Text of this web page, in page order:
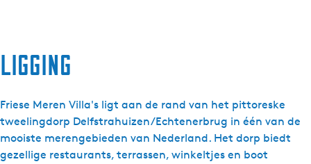
Ligging
Friese Meren Villa's ligt aan de rand van het pittoreske
tweelingdorp Delfstrahuizen/Echtenerbrug in één van de
mooiste merengebieden van Nederland. Het dorp biedt
gezellige restaurants, terrassen, winkeltjes en boot